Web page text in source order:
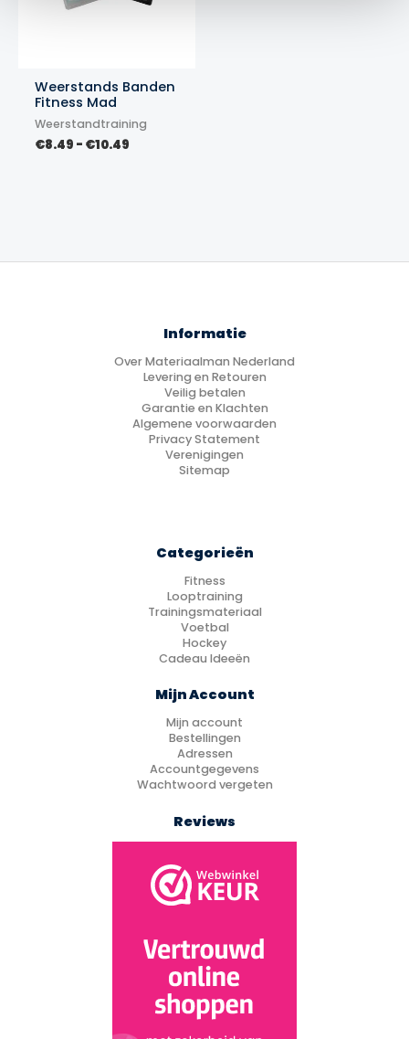
Weerstands Banden
Fitness Mad
Weerstandtraining
€8.49 - €10.49Prijsklasse:
Informatie
Over Materiaalman Nederland
Levering en Retouren
Veilig betalen
Garantie en Klachten
Algemene voorwaarden
Privacy Statement
Verenigingen
Sitemap
Categorieën
Fitness
Looptraining
Trainingsmateriaal
Voetbal
Hockey
Cadeau Ideeën
Mijn Account
Mijn account
Bestellingen
Adressen
Accountgegevens
Wachtwoord vergeten
Reviews